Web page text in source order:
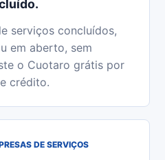
serviços concluídos,
em aberto, sem
o Cuotaro grátis por
crédito.
DE SERVIÇOS